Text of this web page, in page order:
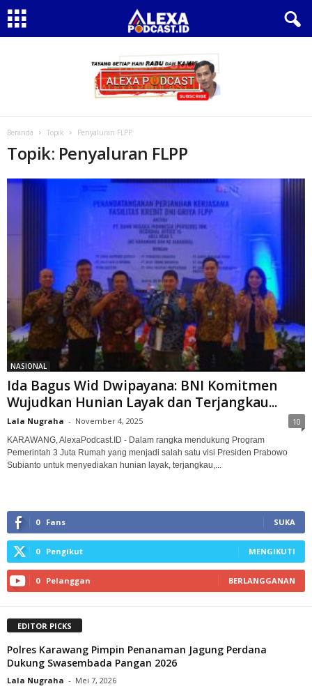
Beranda Topik Penyaluran FLPP
Topik: Penyaluran FLPP
NASIONAL
‎Ida Bagus Wid Dwipayana: BNI Komitmen
Wujudkan Hunian Layak dan Terjangkau...
Lala Nugraha - November 4, 2025 10
KARAWANG, AlexaPodcast.ID - Dalam rangka mendukung Program
Pemerintah 3 Juta Rumah yang menjadi salah satu visi Presiden Prabowo
Subianto untuk menyediakan hunian layak, terjangkau,...
0 Fans SUKA
0 Pengikut MENGIKUTI
0 Pelanggan BERLANGGANAN
EDITOR PICKS
Polres Karawang Pimpin Penanaman Jagung Perdana
Dukung Swasembada Pangan 2026
Lala Nugraha - Mei 7, 2026